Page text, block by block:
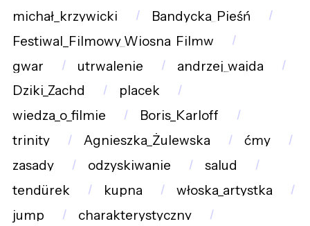
michał_krzywicki
Bandycka_Pieśń
Festiwal_Filmowy_Wiosna_Filmw
gwar
utrwalenie
andrzej_wajda
Dziki_Zachd
placek
wiedza_o_filmie
Boris_Karloff
trinity
Agnieszka_Żulewska
ćmy
zasady
odzyskiwanie
salud
tendürek
kupna
włoska_artystka
jump
charakterystyczny